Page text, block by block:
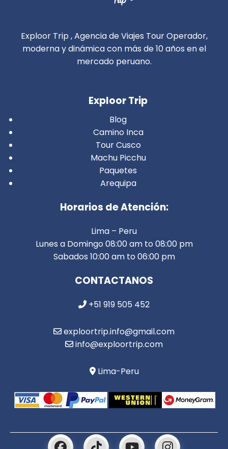
Exploor Trip , Agencia de Viajes Tour Operador,
moderna y dinámica con más de 10 años en el
mercado peruano.
Exploor Trip
Blog
Camino Inca
Tour Cusco
Machu Picchu
Paquetes
Arequipa
Horarios de Atención:
Lima – Peru
Lunes a Domingo 08:00 am to 08:00 pm
Sabados 10:00 am to 06:00 pm
CONTACTANOS
+51 919 505 452
exploortrip.info@gmail.com
info@exploortrip.com
Lima-Peru